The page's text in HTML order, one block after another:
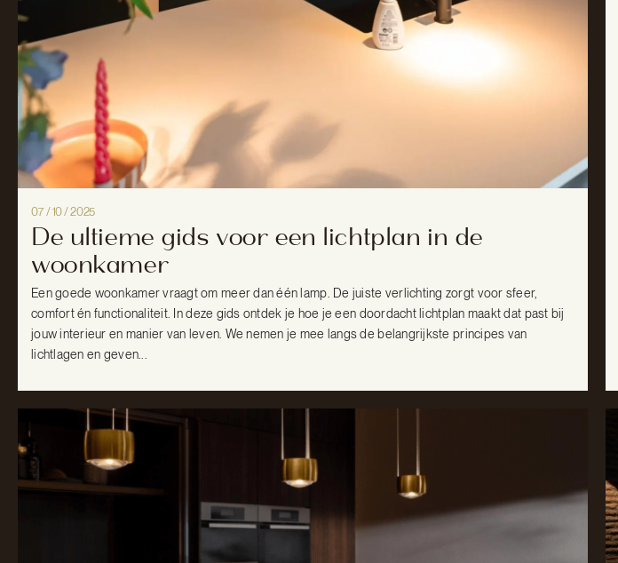
07 / 10 / 2025
De ultieme gids voor een lichtplan in de
woonkamer
Een goede woonkamer vraagt om meer dan één lamp. De juiste verlichting zorgt voor sfeer,
comfort én functionaliteit. In deze gids ontdek je hoe je een doordacht lichtplan maakt dat past bij
jouw interieur en manier van leven. We nemen je mee langs de belangrijkste principes van
lichtlagen en geven...